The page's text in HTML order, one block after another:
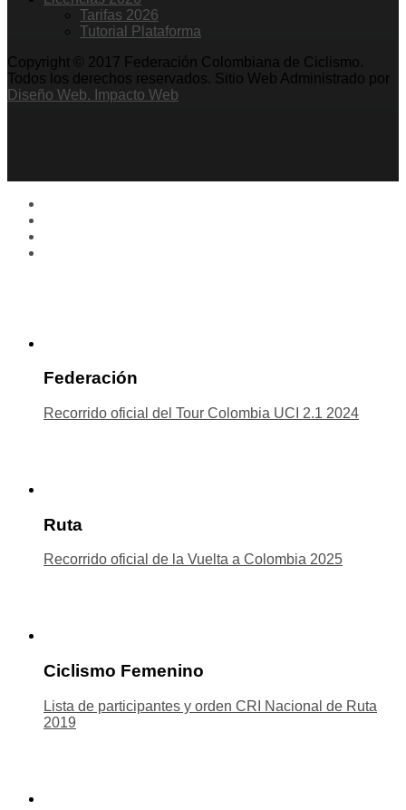
Tarifas 2026
Tutorial Plataforma
Copyright © 2017 Federación Colombiana de Ciclismo.
Todos los derechos reservados. Sitio Web Administrado por
Diseño Web. Impacto Web
Federación
Recorrido oficial del Tour Colombia UCI 2.1 2024
Ruta
Recorrido oficial de la Vuelta a Colombia 2025
Ciclismo Femenino
Lista de participantes y orden CRI Nacional de Ruta
2019